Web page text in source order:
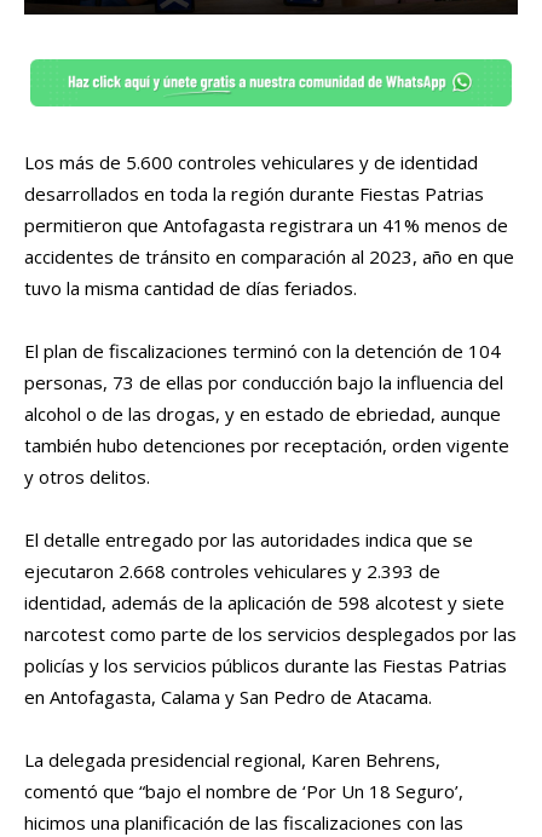
Los más de 5.600 controles vehiculares y de identidad
desarrollados en toda la región durante Fiestas Patrias
permitieron que Antofagasta registrara un 41% menos de
accidentes de tránsito en comparación al 2023, año en que
tuvo la misma cantidad de días feriados.
El plan de fiscalizaciones terminó con la detención de 104
personas, 73 de ellas por conducción bajo la influencia del
alcohol o de las drogas, y en estado de ebriedad, aunque
también hubo detenciones por receptación, orden vigente
y otros delitos.
El detalle entregado por las autoridades indica que se
ejecutaron 2.668 controles vehiculares y 2.393 de
identidad, además de la aplicación de 598 alcotest y siete
narcotest como parte de los servicios desplegados por las
policías y los servicios públicos durante las Fiestas Patrias
en Antofagasta, Calama y San Pedro de Atacama.
La delegada presidencial regional, Karen Behrens,
comentó que “bajo el nombre de ‘Por Un 18 Seguro’,
hicimos una planificación de las fiscalizaciones con las